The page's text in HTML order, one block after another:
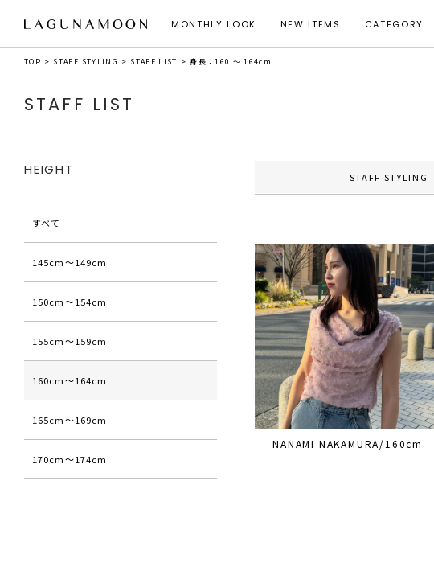
MONTHLY LOOK NEW ITEMS CATEGORY
TOP STAFF STYLING STAFF LIST 身長：160 ～ 164cm
STAFF LIST
STAFF STYLING
NANAMI NAKAMURA/160cm
HEIGHT
すべて
145cm〜149cm
150cm〜154cm
155cm〜159cm
160cm〜164cm
165cm〜169cm
170cm〜174cm